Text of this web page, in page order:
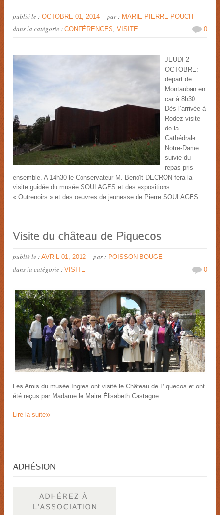
publié le : OCTOBRE 01, 2014 par : MARIE-PIERRE POUCH
dans la catégorie :CONFÉRENCES,VISITE 0
JEUDI 2
OCTOBRE:
départ de
Montauban en
car à 8h30.
Dès l’arrivée à
Rodez visite
de la
Cathédrale
Notre-Dame
suivie du
repas pris
ensemble. A 14h30 le Conservateur M. Benoît DECRON fera la
visite guidée du musée SOULAGES et des expositions
« Outrenoirs » et des oeuvres de jeunesse de Pierre SOULAGES.
publié le : AVRIL 01, 2012 par : POISSON BOUGE
dans la catégorie :VISITE 0
Les Amis du musée Ingres ont visité le Château de Piquecos et ont
été reçus par Madame le Maire Élisabeth Castagne.
Lire la suite»